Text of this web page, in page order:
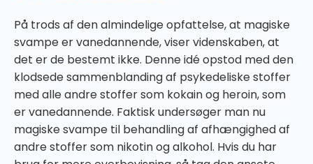
På trods af den almindelige opfattelse, at magiske
svampe er vanedannende, viser videnskaben, at
det er de bestemt ikke. Denne idé opstod med den
klodsede sammenblanding af psykedeliske stoffer
med alle andre stoffer som kokain og heroin, som
er vanedannende. Faktisk undersøger man nu
magiske svampe til behandling af afhængighed af
andre stoffer som nikotin og alkohol. Hvis du har